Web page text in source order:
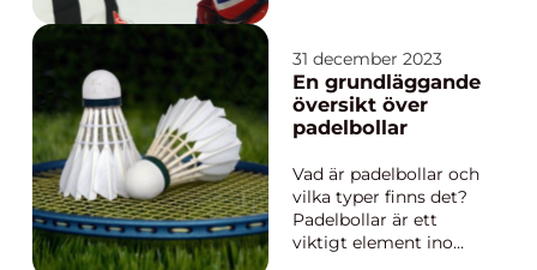
”resultat ishockey”
Resultat ishockey är
en term som används
för att beskriva de
och utvärdera
prestation...
31 december 2023
En grundläggande
översikt över
padelbollar
Vad är padelbollar och
vilka typer finns det?
Padelbollar är ett
viktigt element inom